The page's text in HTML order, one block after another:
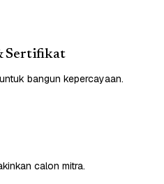
Sertifikat
bangun kepercayaan.
calon mitra.